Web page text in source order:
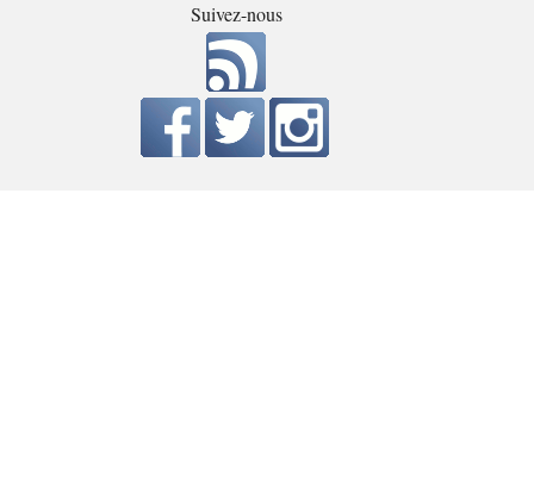
Suivez-nous